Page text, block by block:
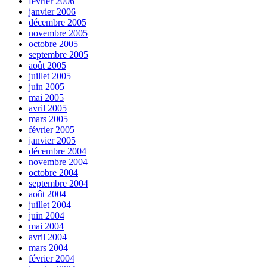
janvier 2006
décembre 2005
novembre 2005
octobre 2005
septembre 2005
août 2005
juillet 2005
juin 2005
mai 2005
avril 2005
mars 2005
février 2005
janvier 2005
décembre 2004
novembre 2004
octobre 2004
septembre 2004
août 2004
juillet 2004
juin 2004
mai 2004
avril 2004
mars 2004
février 2004